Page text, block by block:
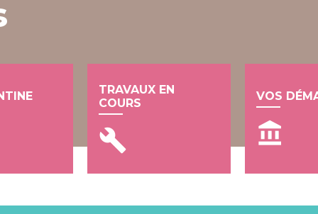
TRAVAUX EN
COURS
build
VOS
account_balance